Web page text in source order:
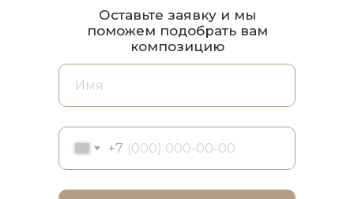
+7
Оставьте заявку и мы
поможем подобрать вам
композицию